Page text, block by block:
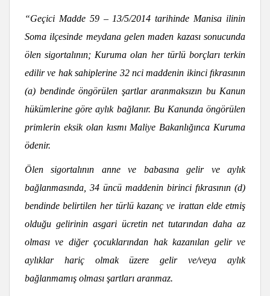
“Geçici Madde 59 – 13/5/2014 tarihinde Manisa ilinin
Soma ilçesinde meydana gelen maden kazası sonucunda
ölen sigortalının; Kuruma olan her türlü borçları terkin
edilir ve hak sahiplerine 32 nci maddenin ikinci fıkrasının
(a) bendinde öngörülen şartlar aranmaksızın bu Kanun
hükümlerine göre aylık bağlanır. Bu Kanunda öngörülen
primlerin eksik olan kısmı Maliye Bakanlığınca Kuruma
ödenir.
Ölen sigortalının anne ve babasına gelir ve aylık
bağlanmasında, 34 üncü maddenin birinci fıkrasının (d)
bendinde belirtilen her türlü kazanç ve irattan elde etmiş
olduğu gelirinin asgari ücretin net tutarından daha az
olması ve diğer çocuklarından hak kazanılan gelir ve
aylıklar hariç olmak üzere gelir ve/veya aylık
bağlanmamış olması şartları aranmaz.